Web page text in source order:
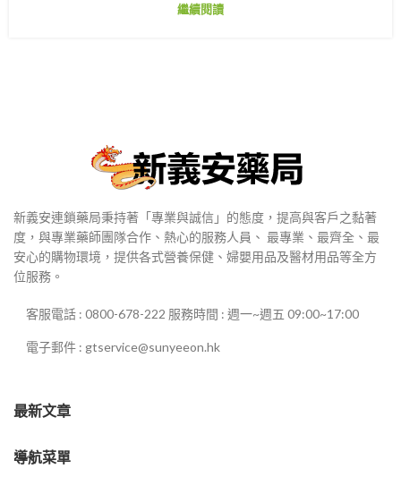
繼續閱讀
新義安連鎖藥局秉持著「專業與誠信」的態度，提高與客戶之黏著
度，與專業藥師團隊合作、熱心的服務人員、 最專業、最齊全、最
安心的購物環境，提供各式營養保健、婦嬰用品及醫材用品等全方
位服務。
客服電話 : 0800-678-222 服務時間 : 週一~週五 09:00~17:00
電子郵件 : gtservice@sunyeeon.hk
最新文章
導航菜單